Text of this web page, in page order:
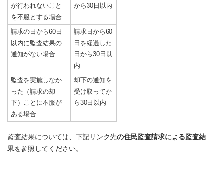
が行われないこと
を不服とする場合
から30日以内
請求の日から60日
以内に監査結果の
通知がない場合
請求日から60
日を経過した
日から30日以
内
監査を実施しなか
った（請求の却
下）ことに不服が
ある場合
却下の通知を
受け取ってか
ら30日以内
監査結果については、下記リンク先の住民監査請求による監査結
果を参照してください。